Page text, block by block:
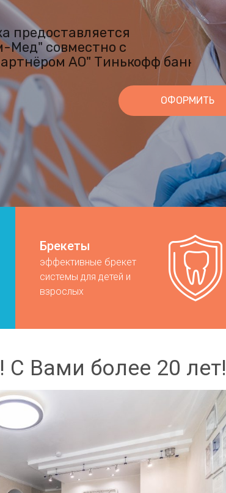
предоставляется
Мед" совместно с
АО" Тинькофф банк"
ОФОРМИТЬ
Брекеты
эффективные брекет
системы для детей и
взрослых
Вами более 20 лет!